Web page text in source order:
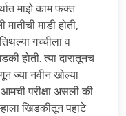
माझे काम फक्त
माडी होती,
गच्चीला व
होती. त्या दारातूनच
ज्या नवीन खोल्या
आमची परीक्षा असली की
खिडकीतून पहाटे